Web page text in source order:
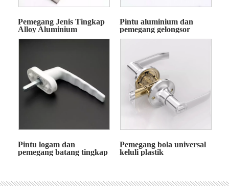
Pemegang Jenis Tingkap
Alloy Aluminium
Pemegang Jenis
Pintu aluminium dan
pemegang gelongsor
tingkap
Pintu logam dan
pemegang batang tingkap
Pemegang bola universal
keluli plastik